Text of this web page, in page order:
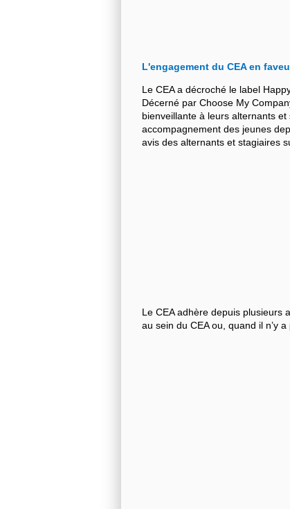
L'engagement du CEA en
Le CEA a décroché le label
Décerné par Choose My
bienveillante à leurs alternants
accompagnement des jeunes
avis des alternants et stagiaires
Le CEA adhère depuis plusieurs
au sein du CEA ou, quand il n’y